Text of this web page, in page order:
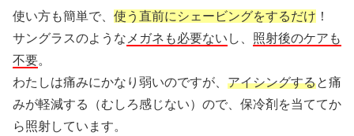
使い方も簡単で、 使う直前にシェービングをするだけ ！
サングラスのような メガネも必要ない し、 照射後のケアも
不要。
わたしは痛みにかなり弱いのですが、 アイシングすると痛
みが軽減する（むしろ感じない）ので、保冷剤を当ててか
ら照射しています。